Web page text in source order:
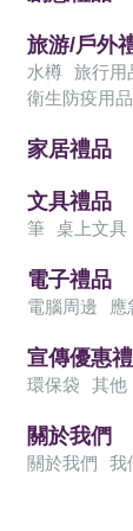
旅游/戶外
水樽 旅行用
衛生防疫用品
家居禮品
文具禮品
筆 桌上文具
電子禮品
電腦周邊 應
宣傳優惠
環保袋 其他
關於我們
關於我們 我